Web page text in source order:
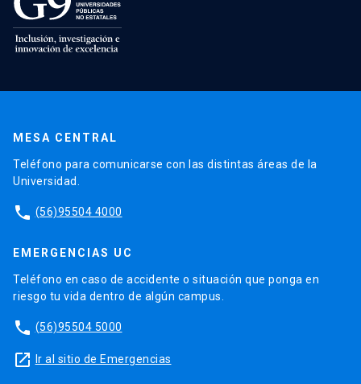
MESA CENTRAL
Teléfono para comunicarse con las distintas áreas de la
Universidad.
phone (56)95504 4000
EMERGENCIAS UC
Teléfono en caso de accidente o situación que ponga en
riesgo tu vida dentro de algún campus.
phone (56)95504 5000
launch Ir al sitio de Emergencias